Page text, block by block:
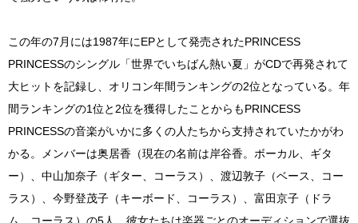
この年の7月には1987年にEPとして発売されたPRINCESS
PRINCESSのシングル「世界でいちばん熱い夏」がCDで再発されて
大ヒットを記録し、オリコン年間ランキングの2位となっている。年
間ランキングの1位と2位を獲得したことからもPRINCESS
PRINCESSの音楽がいかに多くの人たちから支持されていたかがわ
かる。メンバーは奥居香（現在の名前は岸谷香。ボーカル、ギタ
ー）、中山加奈子（ギター、コーラス）、渡辺敦子（ベース、コー
ラス）、今野登茂子（キーボード、コーラス）、富田京子（ドラ
ム、コーラス）の5人。彼女たちは楽器ごとのオーディションで選抜